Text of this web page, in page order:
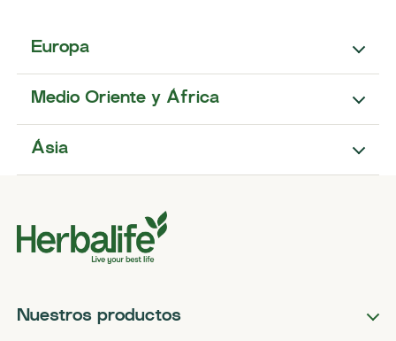
Europa
Medio Oriente y África
Ásia
Nuestros productos